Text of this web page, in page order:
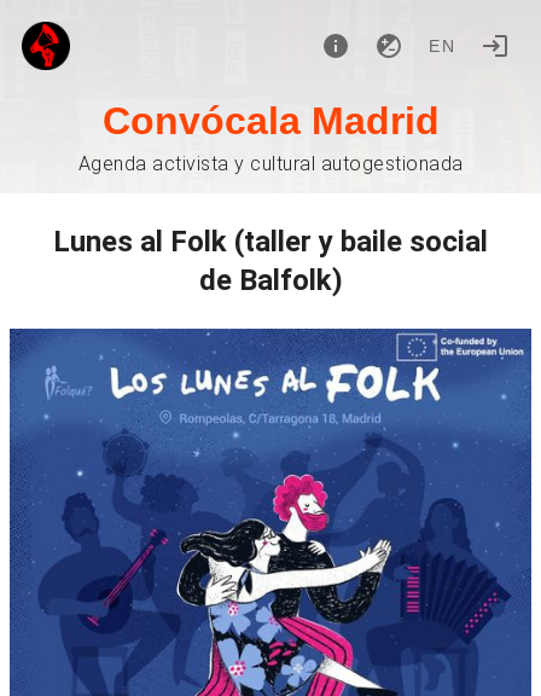
EN
Convócala Madrid
Agenda activista y cultural autogestionada
Lunes al Folk (taller y baile social
de Balfolk)